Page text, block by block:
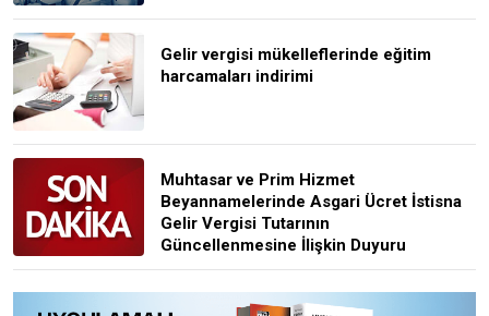
Gelir vergisi mükelleflerinde eğitim
harcamaları indirimi
Muhtasar ve Prim Hizmet
Beyannamelerinde Asgari Ücret İstisna
Gelir Vergisi Tutarının
Güncellenmesine İlişkin Duyuru